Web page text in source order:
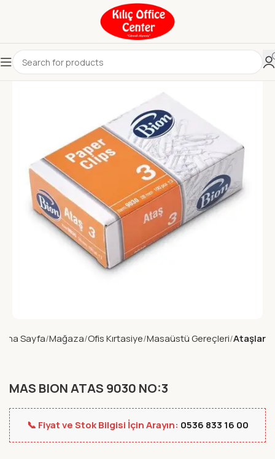
Ana Sayfa Mağaza Ofis Kırtasiye Masaüstü Gereçleri Ataşlar
MAS BION ATAS 9030 NO:3
📞 Fiyat ve Stok Bilgisi İçin Arayın: 0536 833 16 00